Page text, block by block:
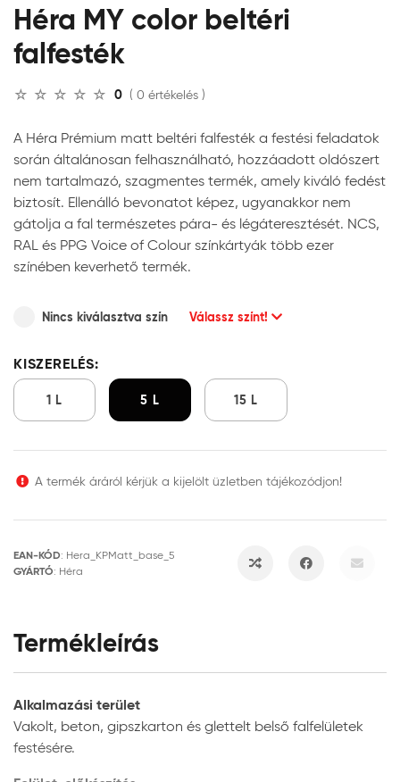
Héra MY color beltéri
falfesték
0 ( 0 értékelés )
A Héra Prémium matt beltéri falfesték a festési feladatok
során általánosan felhasználható, hozzáadott oldószert
nem tartalmazó, szagmentes termék, amely kiváló fedést
biztosít. Ellenálló bevonatot képez, ugyanakkor nem
gátolja a fal természetes pára- és légáteresztését. NCS,
RAL és PPG Voice of Colour színkártyák több ezer
színében keverhető termék.
Nincs kiválasztva szín Válassz színt!
KISZERELÉS:
1 L 5 L 15 L
A termék áráról kérjük a kijelölt üzletben tájékozódjon!
EAN-KÓD: Hera_KPMatt_base_5
GYÁRTÓ: Héra
Termékleírás
Alkalmazási terület
Vakolt, beton, gipszkarton és glettelt belső falfelületek
festésére.